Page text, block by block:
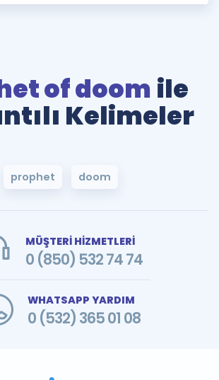
of doom ile
Kelimeler
prophet doom
MÜŞTERİ HİZMETLERİ
0 (850) 532 74 74
WHATSAPP YARDIM
0 (532) 365 01 08